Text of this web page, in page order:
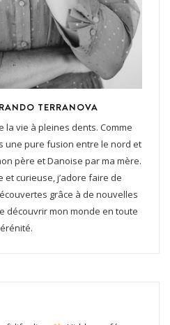
TERRANOVA
la vie à pleines dents. Comme
une pure fusion entre le nord et
père et Danoise par ma mère.
et curieuse, j’adore faire de
grâce à de nouvelles
découvrir mon monde en toute